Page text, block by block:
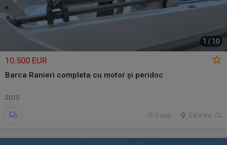
1 / 10
10.500 EUR
Barca Ranieri completa cu motor și peridoc
2015
Calarasi, CL
3 aug.